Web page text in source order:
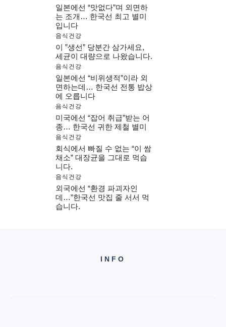
일본에선 “맛없다”며 외면하
는 조개… 한국선 최고 별미
입니다
음식건강
이 ”생선” 당분간 삼가세요,
세균이 대량으로 나왔습니다.
음식건강
일본에선 “비위생적”이라 외
면하는데… 한국선 전통 밥상
에 오릅니다
음식건강
미국에선 “잡어 취급”받는 어
종… 한국선 귀한 제철 별미
음식건강
회식에서 빠질 수 없는 “이 쌈
채소” 대장균을 그대로 먹습
니다.
음식건강
외국에선 “환경 파괴자인
데…”한국선 맛집 줄 서서 먹
습니다.
INFO